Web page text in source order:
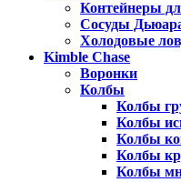
Контейнеры
Сосуды
Холодовые
Kimble Chase
Воронки
Колбы
Колбы
Колбы
Колбы
Колбы
Колбы